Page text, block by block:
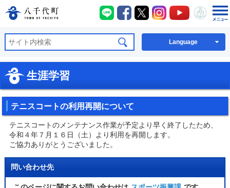
八千代町公式ホームページ
八千代町LINE
八千代町Facebook
八千代町X八千代町Instagram
八千代町
八千
Language
生涯学習
テニスコートの利用再開について
テニスコートのメンテナンス作業が予定より早く終了したため、
令和４年７月１６日（土）より利用を再開します。
ご協力ありがとうございました。
問い合わせ先